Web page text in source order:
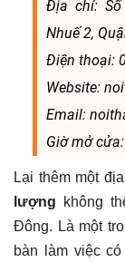
Địa chỉ:
Nhuế 2,
Điện thoại:
Website:
Email:
Giờ mở
Lại thêm một
lượng
không
Đông. Là một
bàn làm việc